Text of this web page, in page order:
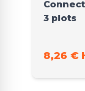
3 plots
8,26 €